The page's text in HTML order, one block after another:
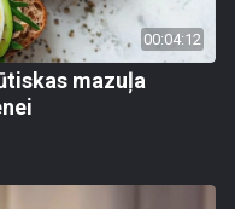
00:04:12
mazuļa